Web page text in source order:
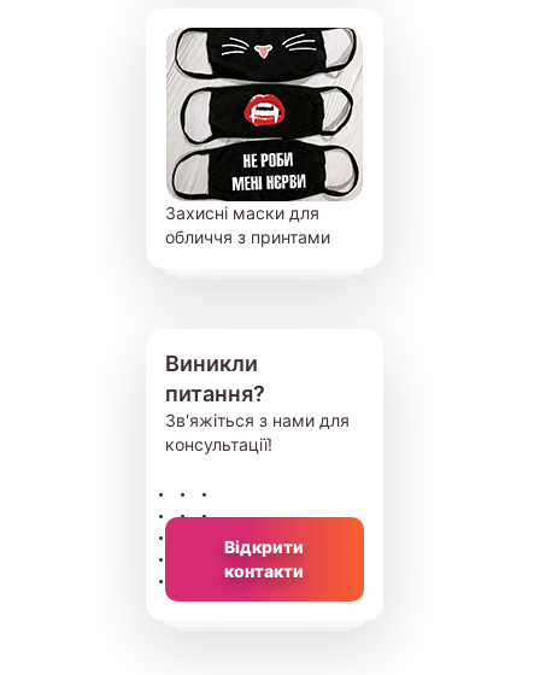
Захисні маски для
обличчя з принтами
Виникли
питання?
Зв'яжіться з нами для
консультації!
Відкрити
контакти